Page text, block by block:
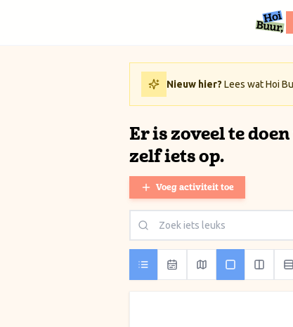
Nieuw hier? Lees wat Hoi
Er is zoveel te
zelf iets op.
Voeg activiteit toe